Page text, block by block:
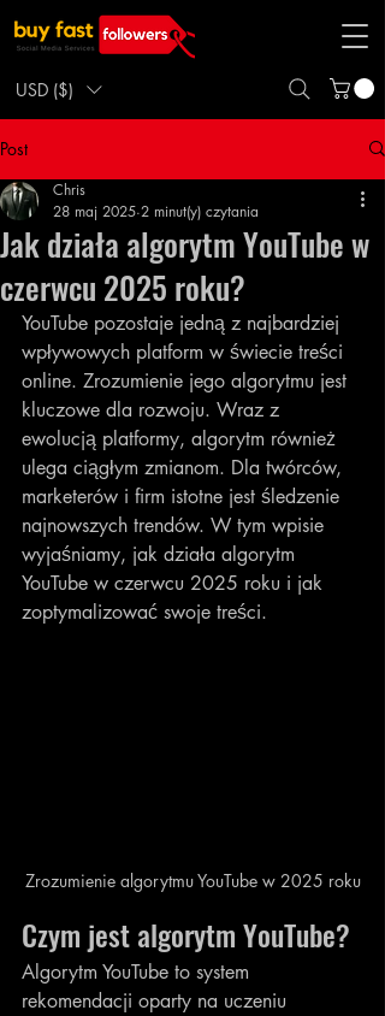
USD ($)
Post
Jak działa algorytm YouTube w
czerwcu 2025 roku?
Chris
28 maj 2025 2 minut(y) czytania
YouTube pozostaje jedną z najbardziej
wpływowych platform w świecie treści
online. Zrozumienie jego algorytmu jest
kluczowe dla rozwoju. Wraz z
ewolucją platformy, algorytm również
ulega ciągłym zmianom. Dla twórców,
marketerów i firm istotne jest śledzenie
najnowszych trendów. W tym wpisie
wyjaśniamy, jak działa algorytm
YouTube w czerwcu 2025 roku i jak
zoptymalizować swoje treści.
Zrozumienie algorytmu YouTube w 2025 roku
Czym jest algorytm YouTube?
Algorytm YouTube to system
rekomendacji oparty na uczeniu